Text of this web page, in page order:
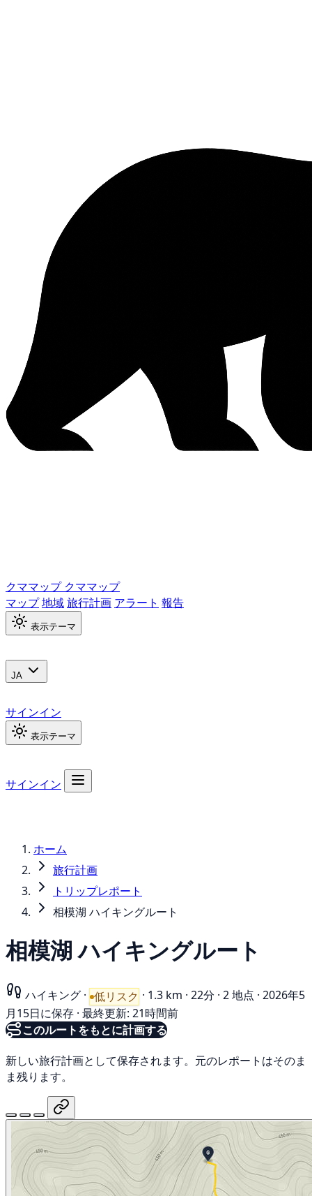
クママップ クママップ
マップ地域旅行計画 アラート 報告
表示テーマ
JA
サインイン
表示テーマ
サインイン
ホーム
旅行計画
トリップレポート
相模湖 ハイキングルート
相模湖 ハイキングルート
ハイキング · 低リスク · 1.3 km · 22分 · 2 地点 · 2026年5
月15日に保存 · 最終更新: 21時間前
このルートをもとに計画する
新しい旅行計画として保存されます。元のレポートはそのま
ま残ります。